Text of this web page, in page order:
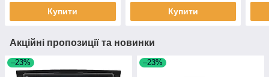
Купити Купити
Акційні пропозиції та новинки
–23% –23%